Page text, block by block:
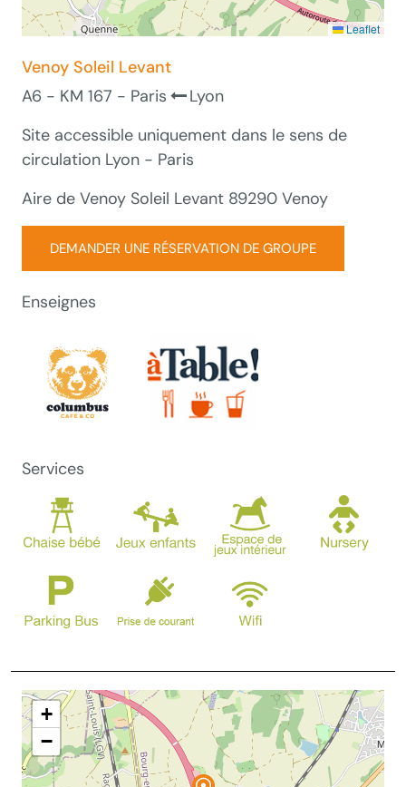
Leaflet
Venoy Soleil Levant
A6 - KM 167 - Paris
Lyon
Site accessible uniquement dans le sens de
circulation Lyon - Paris
Aire de Venoy Soleil Levant 89290 Venoy
DEMANDER UNE RÉSERVATION DE GROUPE
Enseignes
Services
+
−